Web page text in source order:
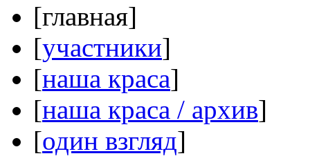
[главная]
[участники]
[наша краса]
[наша краса / архив]
[один взгляд]